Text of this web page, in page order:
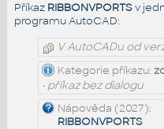
Příkaz RIBBONVPORTSv
programu AutoCAD:
V AutoCADu od
Kategorie příkazu:
• příkaz bez dialogu
Nápověda (2027):
RIBBONVPORTS